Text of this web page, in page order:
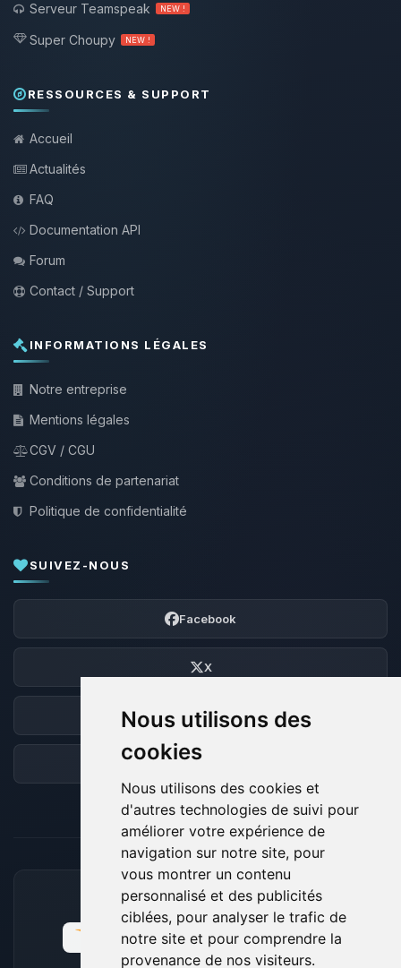
Nous utilisons des
cookies
Nous utilisons des cookies et
d'autres technologies de suivi pour
améliorer votre expérience de
navigation sur notre site, pour
vous montrer un contenu
personnalisé et des publicités
ciblées, pour analyser le trafic de
notre site et pour comprendre la
provenance de nos visiteurs.
Serveur Teamspeak
NEW !
Super Choupy NEW !
RESSOURCES & SUPPORT
Accueil
Actualités
FAQ
Documentation API
Forum
Contact / Support
INFORMATIONS LÉGALES
Notre entreprise
Mentions légales
CGV / CGU
Conditions de partenariat
Politique de confidentialité
SUIVEZ-NOUS
Facebook
X
Discord
Forum
MOYENS DE PAIEMENT ACCEPTÉS